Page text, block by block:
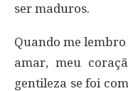
ser maduros.
Quando me
amar, meu
gentileza se foi